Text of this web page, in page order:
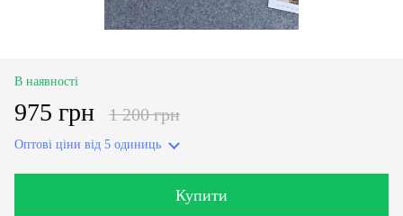
В наявності
975 грн 1 200 грн
Оптові ціни від 5 одиниць
Купити